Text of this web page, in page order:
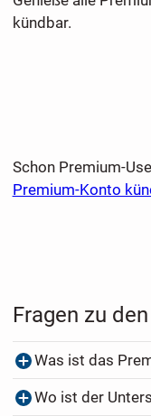
kündbar.
Schon Premium-
Premium-Konto
Fragen zu
Was ist das
Wo ist der